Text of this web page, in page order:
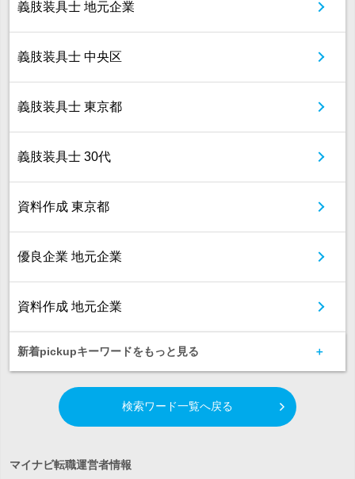
義肢装具士 地元企業
義肢装具士 中央区
義肢装具士 東京都
義肢装具士 30代
資料作成 東京都
優良企業 地元企業
資料作成 地元企業
新着pickupキーワードをもっと見る
検索ワード一覧へ戻る
マイナビ転職運営者情報